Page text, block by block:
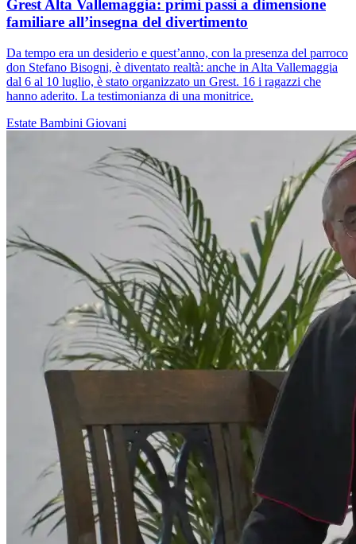
Grest Alta Vallemaggia: primi passi a dimensione
familiare all’insegna del divertimento
Da tempo era un desiderio e quest’anno, con la presenza del parroco
don Stefano Bisogni, è diventato realtà: anche in Alta Vallemaggia
dal 6 al 10 luglio, è stato organizzato un Grest. 16 i ragazzi che
hanno aderito. La testimonianza di una monitrice.
Estate Bambini Giovani